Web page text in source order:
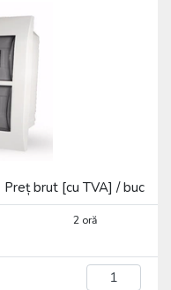
Preț brut [cu TVA] / buc
2 oră